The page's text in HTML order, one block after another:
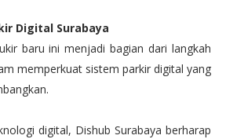
Digital Surabaya
baru ini menjadi bagian dari langkah
memperkuat sistem parkir digital yang
digital, Dishub Surabaya berharap